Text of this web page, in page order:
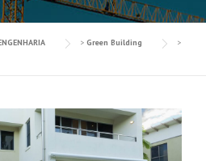
> Green Building
>